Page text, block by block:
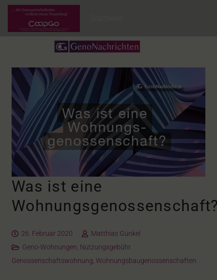
Was ist eine
26. Februar 2020
Matthias Günkel
Geno-Wohnungen, Nutzungsgebühr
Genossenschaftswohnung, Wohnungsbaugenossenschaften